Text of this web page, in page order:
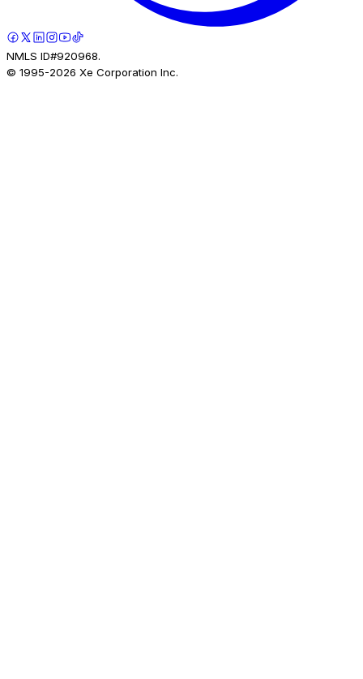
NMLS ID#920968.
© 1995-2026 Xe Corporation Inc.